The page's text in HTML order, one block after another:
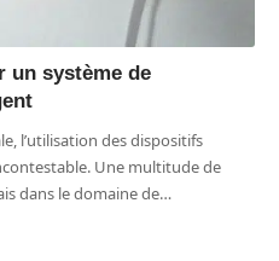
un système de
l’utilisation des dispositifs
Une multitude de
dans le domaine de…